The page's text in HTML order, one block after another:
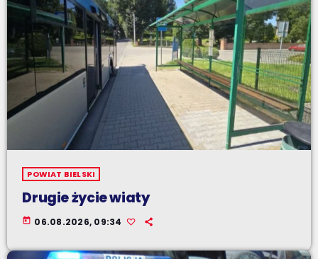
POWIAT BIELSKI
Drugie życie wiaty
today 06.08.2026, 09:34